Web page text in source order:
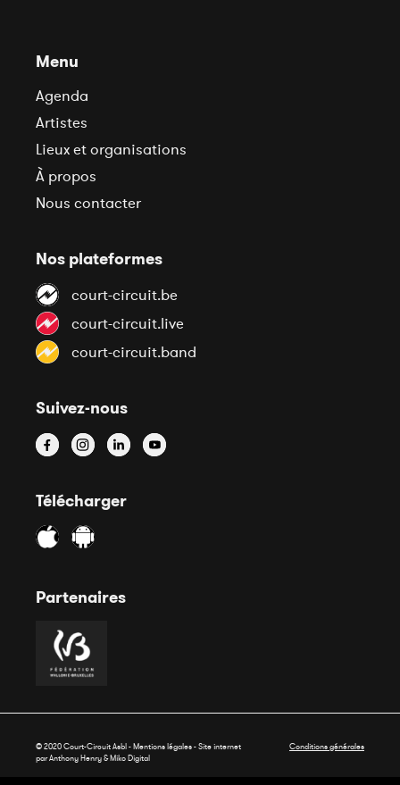
Menu
Agenda
Artistes
Lieux et organisations
À propos
Nous contacter
Nos plateformes
court-circuit.be
court-circuit.live
court-circuit.band
Suivez-nous
Télécharger
Partenaires
© 2020 Court-Circuit Asbl - Mentions légales - Site internet
par Anthony Henry &Miko Digital
Conditions générales